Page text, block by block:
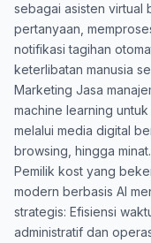
sebagai asisten virtual
pertanyaan,
notifikasi tagihan
keterlibatan manusia
Marketing Jasa
machine learning
melalui media digital
browsing, hingga
Pemilik kost yang
modern berbasis AI
strategis: Efisiensi
administratif dan